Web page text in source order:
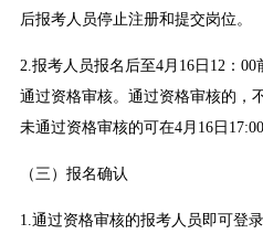
后报考人员停止注册和提交岗位。
2.报考人员报名后至4月16日12：
通过资格审核。通过资格审核的，
未通过资格审核的可在4月16日17:00
（三）报名确认
1.通过资格审核的报考人员即可登